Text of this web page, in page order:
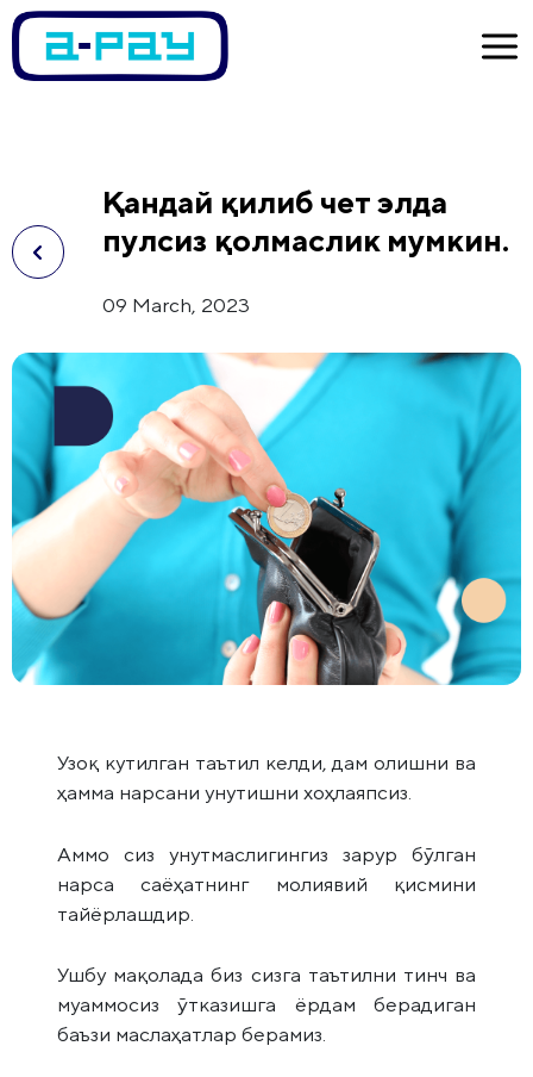
Қандай қилиб чет элда
пулсиз қолмаслик мумкин.
09 March, 2023
Узоқ кутилган таътил келди, дам олишни ва
ҳамма нарсани унутишни хоҳлаяпсиз.
Аммо сиз унутмаслигингиз зарур бўлган
нарса саёҳатнинг молиявий қисмини
тайёрлашдир.
Ушбу мақолада биз сизга таътилни тинч ва
муаммосиз ўтказишга ёрдам берадиган
баъзи маслаҳатлар берамиз.